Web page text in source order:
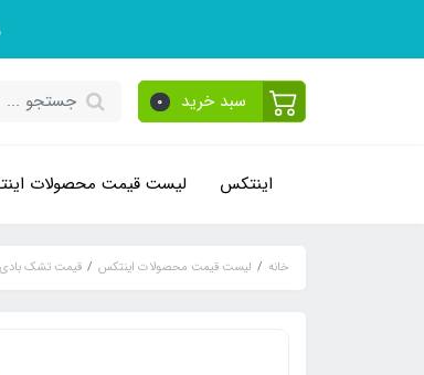
سبد خرید 0
اینتکس لیست قیمت محصولات
خانه لیست قیمت محصولات اینتکس قیمت تشک